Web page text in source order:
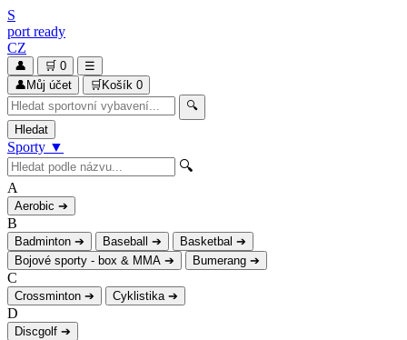
S
port ready
CZ
👤 🛒 0
☰
👤 Můj účet 🛒 Košík 0
🔍
Hledat
Sporty ▼
🔍
A
Aerobic ➔
B
Badminton ➔ Baseball ➔ Basketbal ➔
Bojové sporty - box & MMA ➔ Bumerang ➔
C
Crossminton ➔ Cyklistika ➔
D
Discgolf ➔